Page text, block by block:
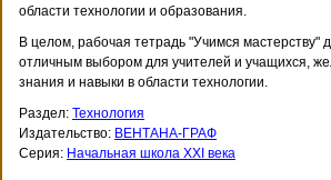
области технологии и образования.
В целом, рабочая тетрадь "Учимся мастерству"
отличным выбором для учителей и учащихся,
знания и навыки в области технологии.
Раздел: Технология
Издательство: ВЕНТАНА-ГРАФ
Серия: Начальная школа XXI века